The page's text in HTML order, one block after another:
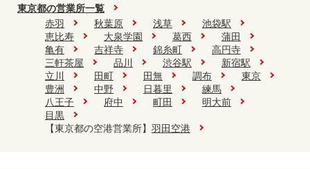
東京都の営業所一覧
赤羽
秋葉原 浅草
池袋駅
恵比寿
大泉学園 葛西
蒲田
亀有
吉祥寺 錦糸町
高円寺
三軒茶屋
品川 渋谷駅
新宿駅
立川
田町 田無 調布
東京
豊洲
中野 日暮里
練馬
八王子
府中 町田
明大前
目黒
【東京都の空港営業所】 羽田空港